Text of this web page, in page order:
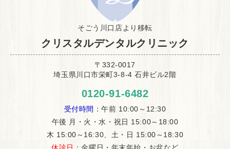
そごう川口店より移転
クリスタルデンタルクリニック
〒332-0017
埼玉県川口市栄町3-8-4 石井ビル2階
0120-91-6482
受付時間 ：午前 10:00～12:30
午後 月・火・水・祝日 15:00～18:00
木 15:00～16:30、土・日 15:00～18:30